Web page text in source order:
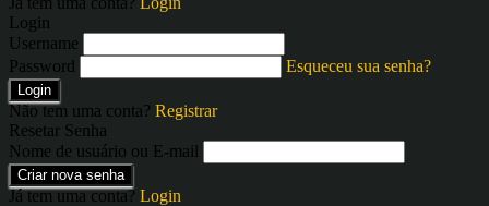
Login
Username
Password
Esqueceu sua senha?
Login
Não tem uma conta? Registrar
Resetar Senha
Nome de usuário ou E-mail
Criar nova senha
Já tem uma conta? Login